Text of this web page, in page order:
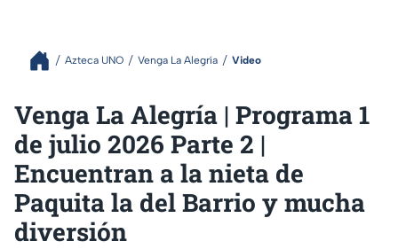
Azteca UNO Venga La Alegría Video
Venga La Alegría | Programa 1
de julio 2026 Parte 2 |
Encuentran a la nieta de
Paquita la del Barrio y mucha
diversión